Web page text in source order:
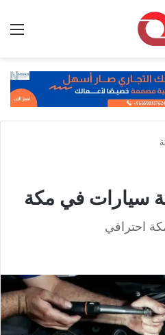
سيارات في مكة
احترافي